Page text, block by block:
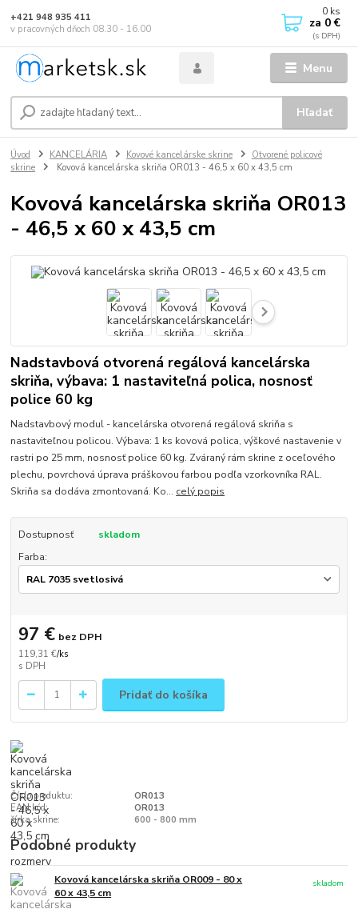
Menu
Hľadať
+421 948 935 411
v pracovných dňoch 08.30 - 16.00
0 ks
za 0 €
Úvod KANCELÁRIA Kovové kancelárske skrine
Otvorené policové
skrine
Kovová kancelárska skriňa OR013 - 46,5 x 60 x 43,5 cm
Kovová kancelárska skriňa OR013
- 46,5 x 60 x 43,5 cm
Nadstavbová otvorená regálová kancelárska
skriňa, výbava: 1 nastaviteľná polica, nosnosť
police 60 kg
Nadstavbový modul - kancelárska otvorená regálová skriňa s
nastaviteľnou policou. Výbava: 1 ks kovová polica, výškové nastavenie v
rastri po 25 mm, nosnosť police 60 kg. Zváraný rám skrine z oceľového
plechu, povrchová úprava práškovou farbou podľa vzorkovníka RAL.
Skriňa sa dodáva zmontovaná. Ko... celý popis
Dostupnosť
skladom
Farba:
119,31 €/ks
97 € bez DPH
Pridať do košíka
Číslo produktu:
OR013
EAN kód:
OR013
šírka skrine:
600 - 800 mm
Podobné produkty
Kovová kancelárska skriňa OR009 - 80 x
60 x 43,5 cm
skladom